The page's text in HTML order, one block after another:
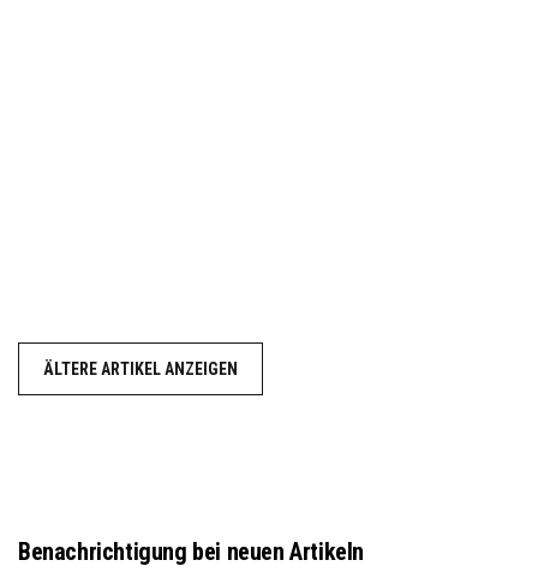
ÄLTERE ARTIKEL ANZEIGEN
Benachrichtigung bei neuen Artikeln